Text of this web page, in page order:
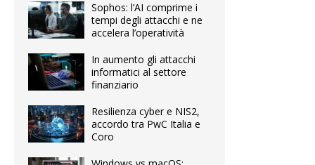
Sophos: l’AI comprime i
tempi degli attacchi e ne
accelera l’operatività
In aumento gli attacchi
informatici al settore
finanziario
Resilienza cyber e NIS2,
accordo tra PwC Italia e
Coro